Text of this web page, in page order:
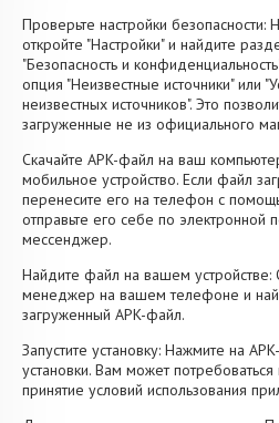
Проверьте настройки безопасности:
откройте "Настройки" и найдите
"Безопасность и
опция "Неизвестные источники" или
неизвестных источников". Это
загруженные не из официального
Скачайте APK-файл на ваш
мобильное устройство. Если файл
перенесите его на телефон с
отправьте его себе по электронной
мессенджер.
Найдите файл на вашем устройстве:
менеджер на вашем телефоне и
загруженный APK-файл.
Запустите установку: Нажмите на
установки. Вам может
принятие условий использования